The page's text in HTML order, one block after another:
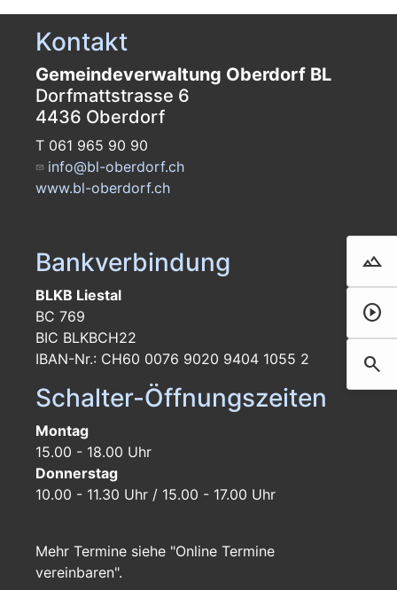
landscape
Film
play_circle
search
Kontakt
Gemeindeverwaltung Oberdorf BL
Dorfmattstrasse 6
4436 Oberdorf
T 061 965 90 90
info@bl-oberdorf.ch
www.bl-oberdorf.ch
Bankverbindung
BLKB Liestal
BC 769
BIC BLKBCH22
IBAN-Nr.: CH60 0076 9020 9404 1055 2
Schalter-Öffnungszeiten
Montag
15.00 - 18.00 Uhr
Donnerstag
10.00 - 11.30 Uhr / 15.00 - 17.00 Uhr
Mehr Termine siehe "Online Termine
vereinbaren".